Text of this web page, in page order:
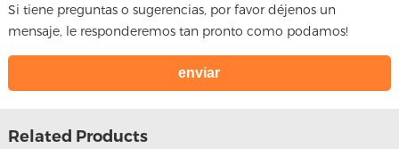
Si tiene preguntas o sugerencias, por favor déjenos un
mensaje, le responderemos tan pronto como podamos!
Related Products